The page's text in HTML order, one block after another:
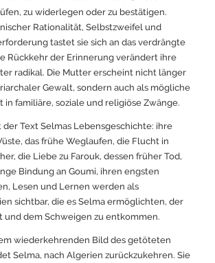
zu widerlegen oder zu bestätigen.
Rationalität, Selbstzweifel und
tastet sie sich an das verdrängte
Rückkehr der Erinnerung verändert ihre
radikal. Die Mutter erscheint nicht länger
Gewalt, sondern auch als mögliche
in familiäre, soziale und religiöse Zwänge.
Text Selmas Lebensgeschichte: ihre
das frühe Weglaufen, die Flucht in
die Liebe zu Farouk, dessen früher Tod,
Bindung an Goumi, ihren engsten
Lesen und Lernen werden als
sichtbar, die es Selma ermöglichten, der
und dem Schweigen zu entkommen.
wiederkehrenden Bild des getöteten
Selma, nach Algerien zurückzukehren. Sie